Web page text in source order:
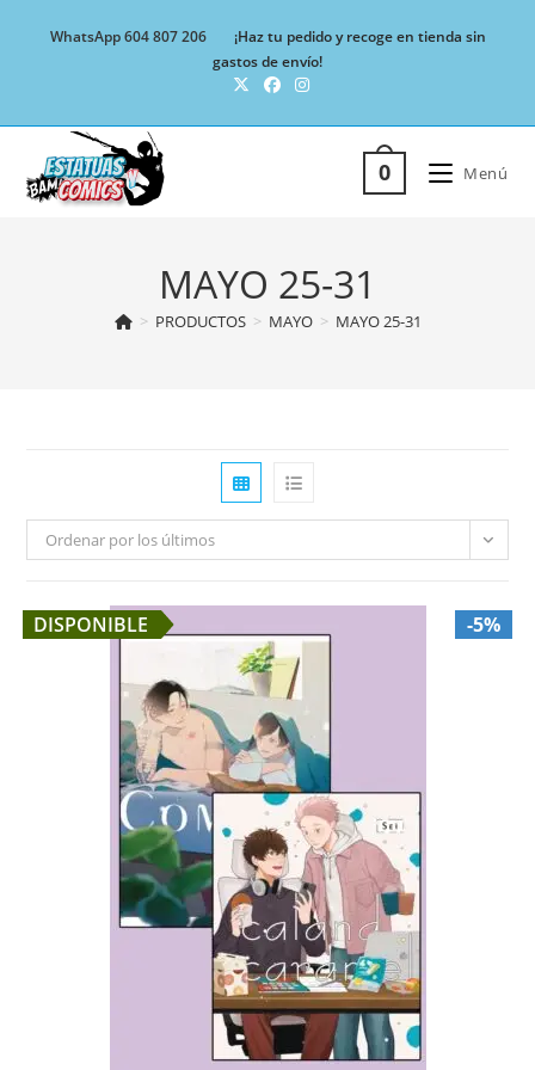
WhatsApp 604 807 206
¡Haz tu pedido y recoge en tienda sin
gastos de envío!
0 Menú
MAYO 25-31
> PRODUCTOS > MAYO > MAYO 25-31
Ordenar por los últimos
DISPONIBLE -5%